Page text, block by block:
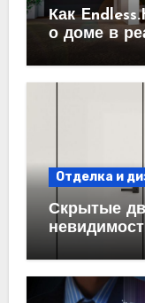
Как
о доме в
Отделка и
Скрытые